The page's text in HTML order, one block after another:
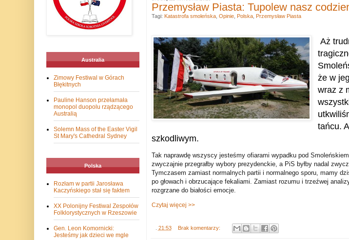
Przemysław Piasta: Tupolew nasz
Aż
że w
wraz z
tańcu.
szkodliwym.
Tak naprawdę wszyscy jesteśmy ofiarami wypadku pod
zwyczajnie przegrałby wybory prezydenckie, a PiS byłby nadal
Tymczasem zamiast normalnych partii i normalnego sporu, mamy
po głowach i obrzucające fekaliami. Zamiast rozumu i trzeźwej
rozgrzane do białości emocje.
Czytaj więcej >>
21:53 Brak komentarzy:
Tagi: Katastrofa smoleńska, Opinie, Polska, Przemysław Piasta
Australia
Zimowy Festiwal w Górach
Błękitnych
Pauline Hanson przełamała
monopol duopolu rządzącego
Australią
Solemn Mass of the Easter Vigil
St Mary's Cathedral Sydney
Polska
Rozłam w partii Jarosława
Kaczyńskiego stał się faktem
XX Polonijny Festiwal Zespołów
Folklorystycznych w Rzeszowie
Gen. Leon Komornicki:
Jesteśmy jak dzieci we mgle